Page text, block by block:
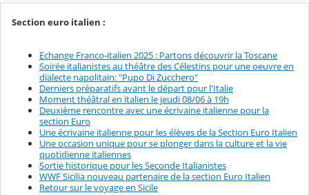
Section euro italien :
Echange Franco-italien 2025 : Partons découvrir la Toscane
Soirée italianistes au théâtre des Célestins pour une oeuvre en
dialecte napolitain: "Pupo Di Zucchero"
Derniers préparatifs avant le départ pour l'Italie
Moment théâtral en italien le jeudi 08/06 à 19h
Deuxième rencontre avec une écrivaine italienne pour la
section Euro
Une écrivaine italienne pour les élèves de la Section Euro Italien
Une occasion unique pour se plonger dans la culture et la vie
quotidienne italiennes
Sortie historique pour les Seconde Italianistes
WWF Sicilia nouveau partenaire de la section Euro Italien
Retour sur le voyage en Sicile